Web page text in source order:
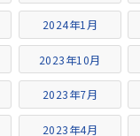
2024年1月
2023年10月
2023年7月
2023年4月